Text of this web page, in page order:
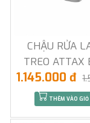
CHẬU RỬA
TREO ATTAX
1.145.000 đ
THÊM VÀO